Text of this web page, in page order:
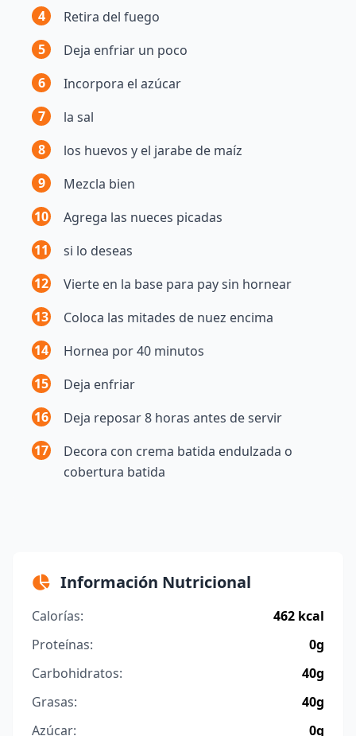
4
Retira del fuego
5
Deja enfriar un poco
6
Incorpora el azúcar
7
la sal
8
los huevos y el jarabe de maíz
9
Mezcla bien
10
Agrega las nueces picadas
11
si lo deseas
12
Vierte en la base para pay sin hornear
13
Coloca las mitades de nuez encima
14
Hornea por 40 minutos
15
Deja enfriar
16
Deja reposar 8 horas antes de servir
17
Decora con crema batida endulzada o
cobertura batida
Información Nutricional
Calorías:
462 kcal
Proteínas:
0g
Carbohidratos:
40g
Grasas:
40g
Azúcar:
0g